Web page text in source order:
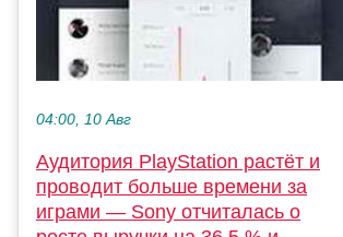
04:00, 10 Авг
Аудитория PlayStation растёт и
проводит больше времени за
играми — Sony отчиталась о